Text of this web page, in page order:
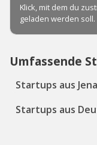
Umfassende
Startups aus Jena
Startups aus